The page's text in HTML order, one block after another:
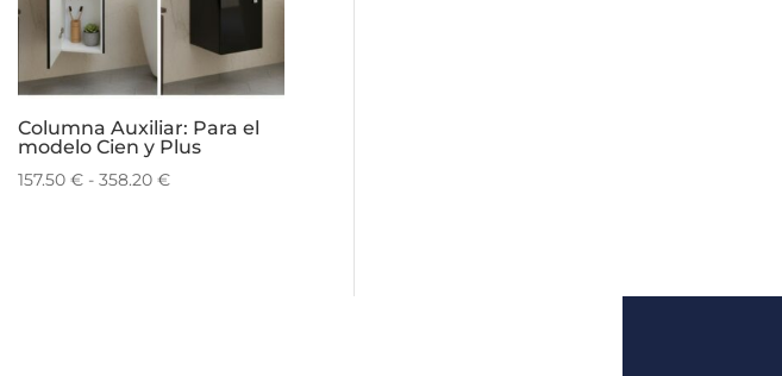
Columna Auxiliar: Para el
modelo Cien y Plus
157.50 € - 358.20 €Rango